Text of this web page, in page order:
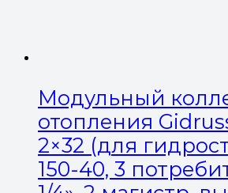
Модульный
отопления
2×32 (для
150-40, 3